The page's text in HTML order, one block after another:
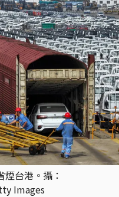
台港。攝：
Images